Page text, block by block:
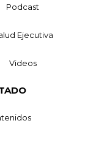
Podcast
Ejecutiva
Videos